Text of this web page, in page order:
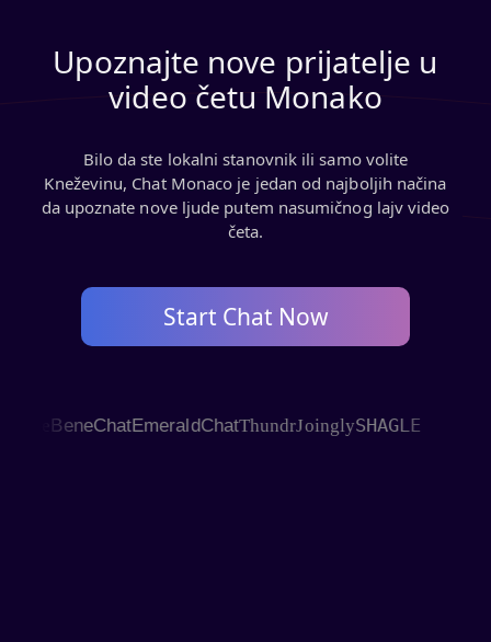
Upoznajte nove prijatelje u
video četu Monako
Bilo da ste lokalni stanovnik ili samo volite
Kneževinu, Chat Monaco je jedan od najboljih načina
da upoznate nove ljude putem nasumičnog lajv video
četa.
Start Chat Now
BeneChatEmeraldChatThundrJoinglySHAGLE